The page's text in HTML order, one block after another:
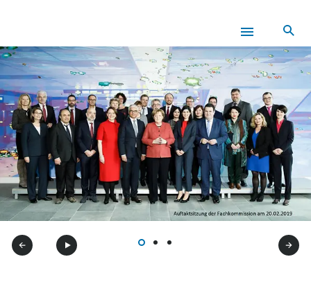
Fachkommission
Integrationsfähigkeit
|
Startseite